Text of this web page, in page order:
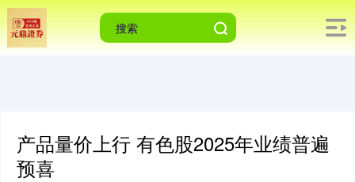
产品量价上行 有色股2025年业绩普遍
预喜